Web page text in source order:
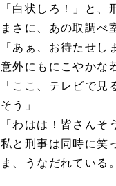
「白状しろ！」と
まさに、あの取調べ
「あぁ、お待たせ
意外にもにこやかな
「ここ、テレビで
そう」
「わはは！皆さんそ
私と刑事は同時に笑
ま、うなだれている。